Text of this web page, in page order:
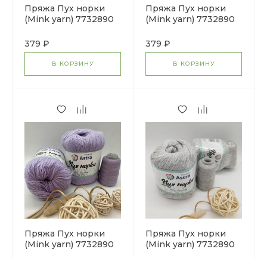
Пряжа Пух норки
(Mink yarn) 7732890
379 ₽
В КОРЗИНУ
Пряжа Пух норки
(Mink yarn) 7732890
379 ₽
В КОРЗИНУ
Пряжа Пух норки
(Mink yarn) 7732890
Пряжа Пух норки
(Mink yarn) 7732890